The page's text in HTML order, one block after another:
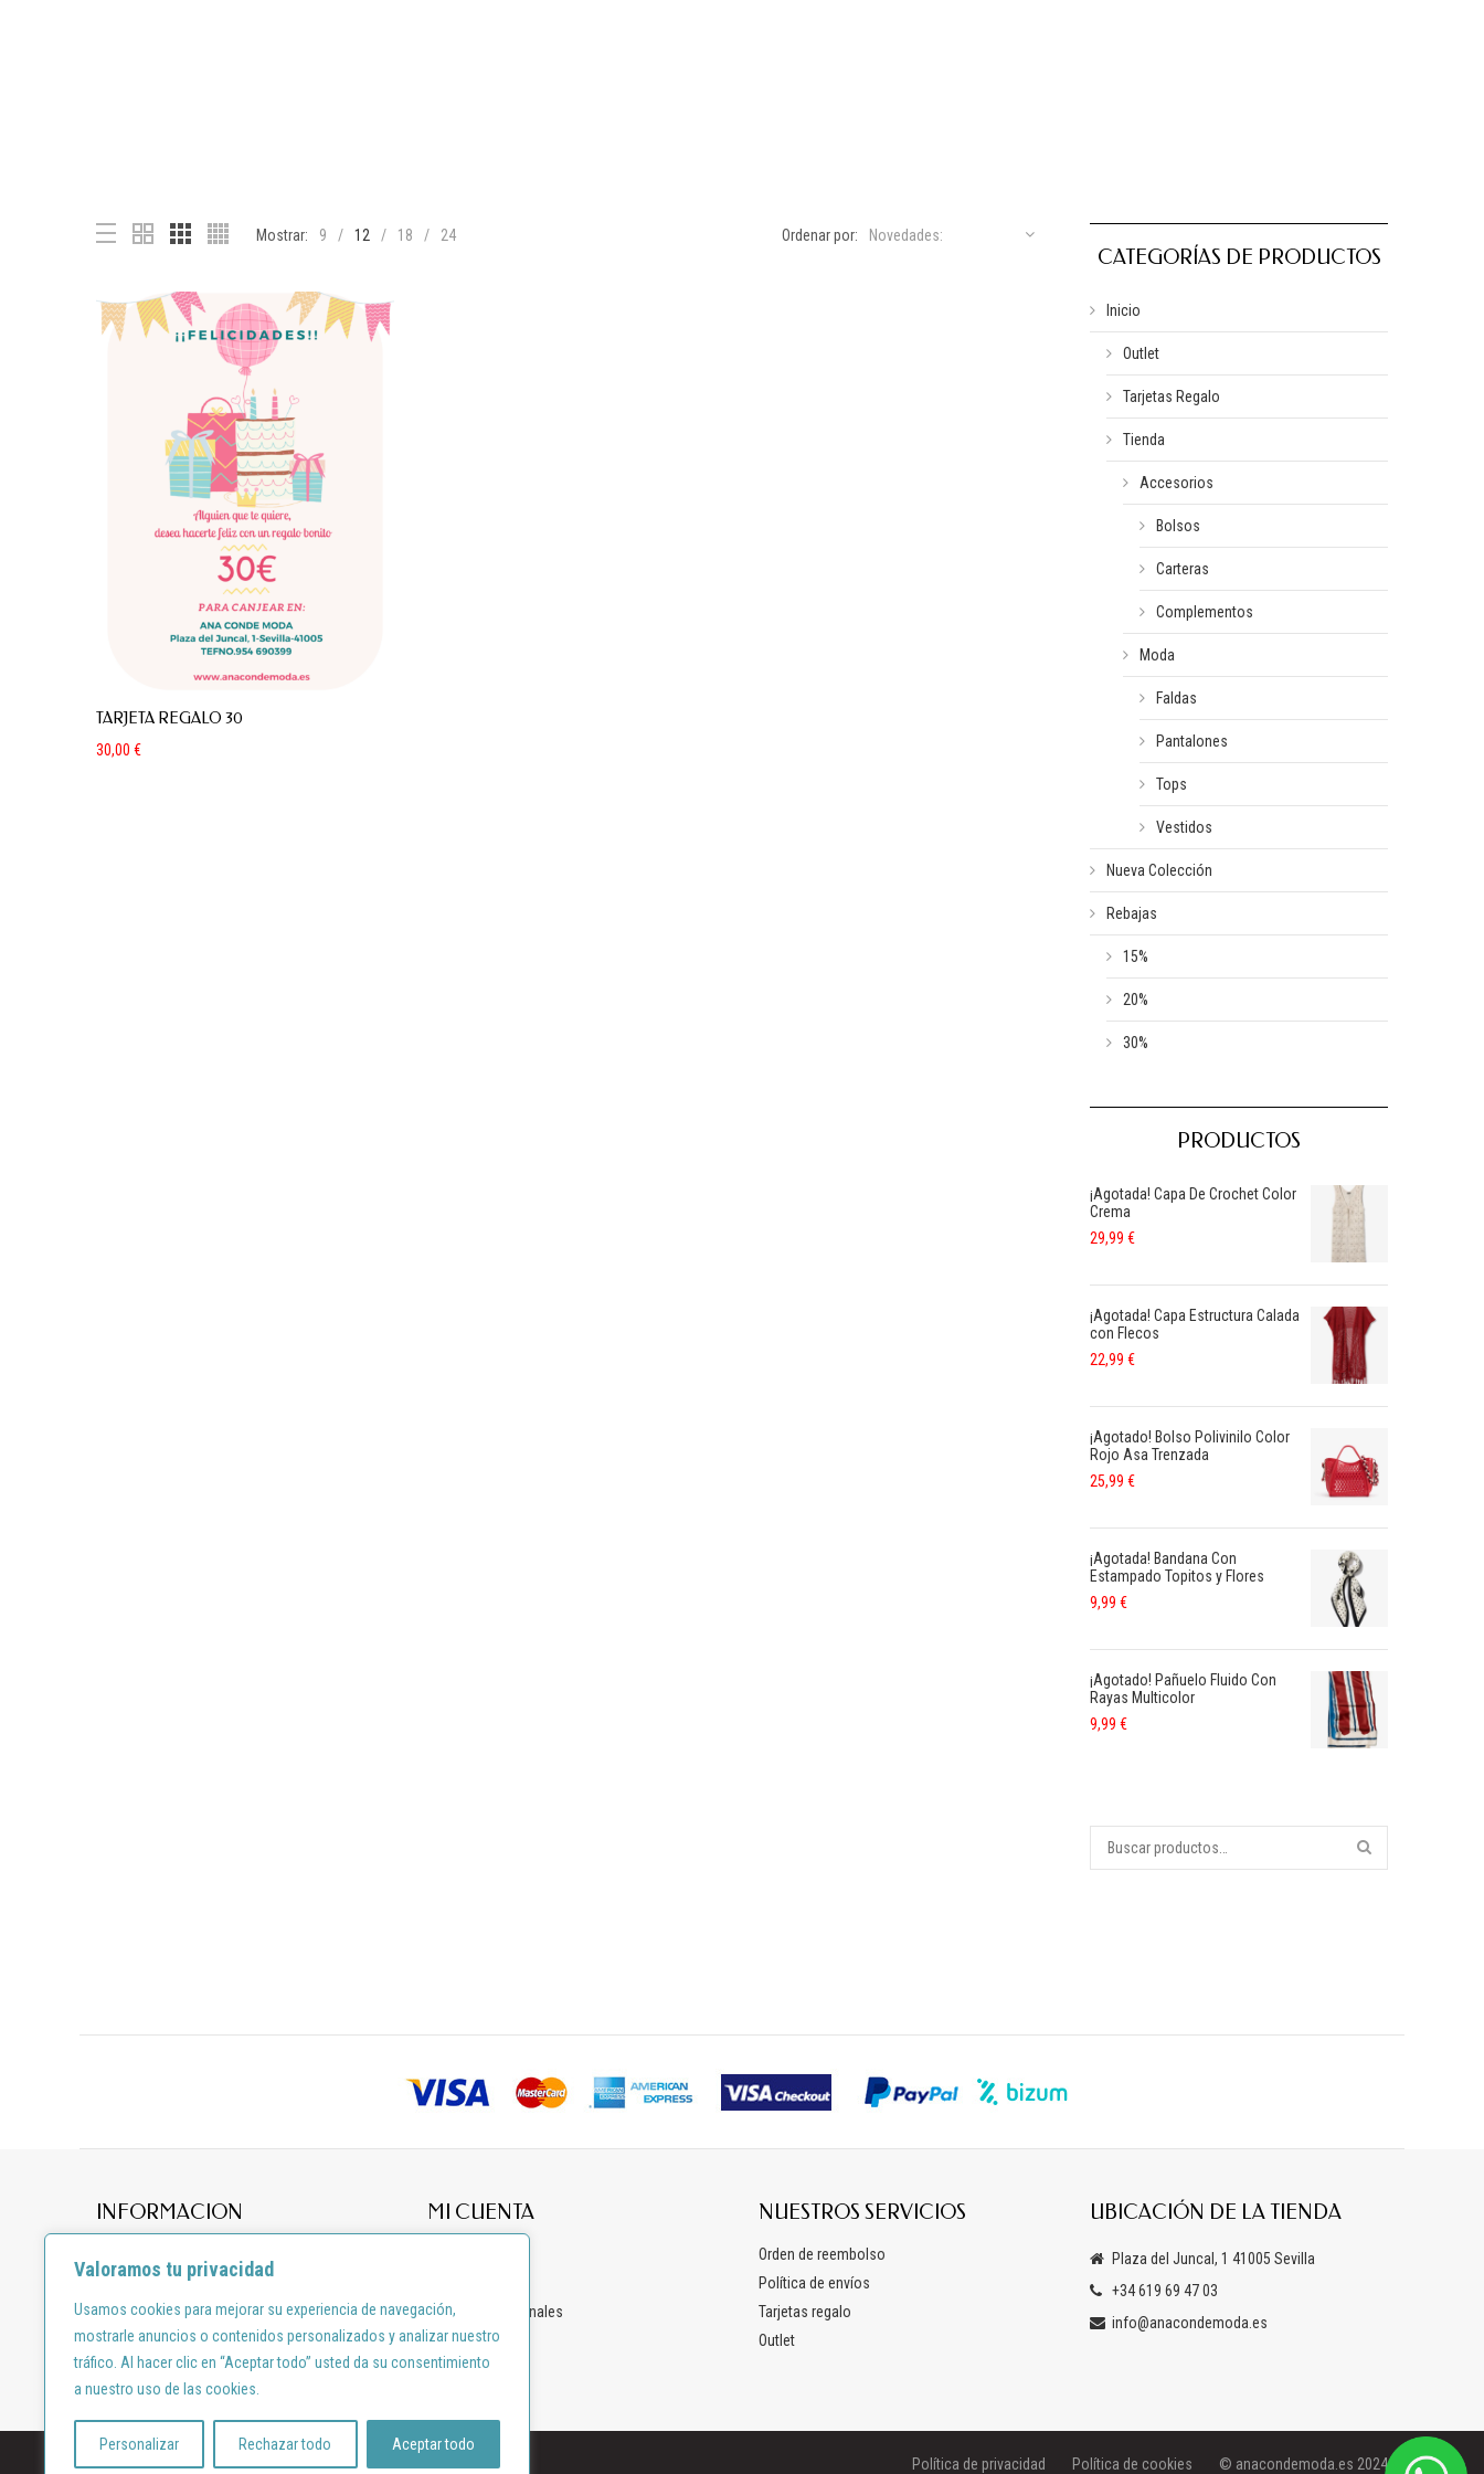
Valoramos tu privacidad
Usamos cookies para mejorar su experiencia de navegación,
mostrarle anuncios o contenidos personalizados y analizar nuestro
tráfico. Al hacer clic en “Aceptar todo” usted da su consentimiento
a nuestro uso de las cookies.
Personalizar Rechazar todo Aceptar todo
Mostrar: 9 12 18 24 Ordenar por: Novedades:
TARJETA REGALO 30
30,00 €
CATEGORÍAS DE PRODUCTOS
Inicio
Outlet
Tarjetas Regalo
Tienda
Accesorios
Bolsos
Carteras
Complementos
Moda
Faldas
Pantalones
Tops
Vestidos
Nueva Colección
Rebajas
15%
20%
30%
PRODUCTOS
¡Agotada! Capa De Crochet Color
Crema
29,99 €
¡Agotada! Capa Estructura Calada
con Flecos
22,99 €
¡Agotado! Bolso Polivinilo Color
Rojo Asa Trenzada
25,99 €
¡Agotada! Bandana Con
Estampado Topitos y Flores
9,99 €
¡Agotado! Pañuelo Fluido Con
Rayas Multicolor
9,99 €
INFORMACION
Térmimo y condiciones
Aviso legal
Derecho de desistimiento
MI CUENTA
Mis datos personales
NUESTROS SERVICIOS
Orden de reembolso
Política de envíos
Tarjetas regalo
Outlet
UBICACIÓN DE LA TIENDA
Plaza del Juncal, 1 41005 Sevilla
+34 619 69 47 03
info@anacondemoda.es
Diseño por:shortcode.es Política de privacidad Política de cookies © anacondemoda.es 2024